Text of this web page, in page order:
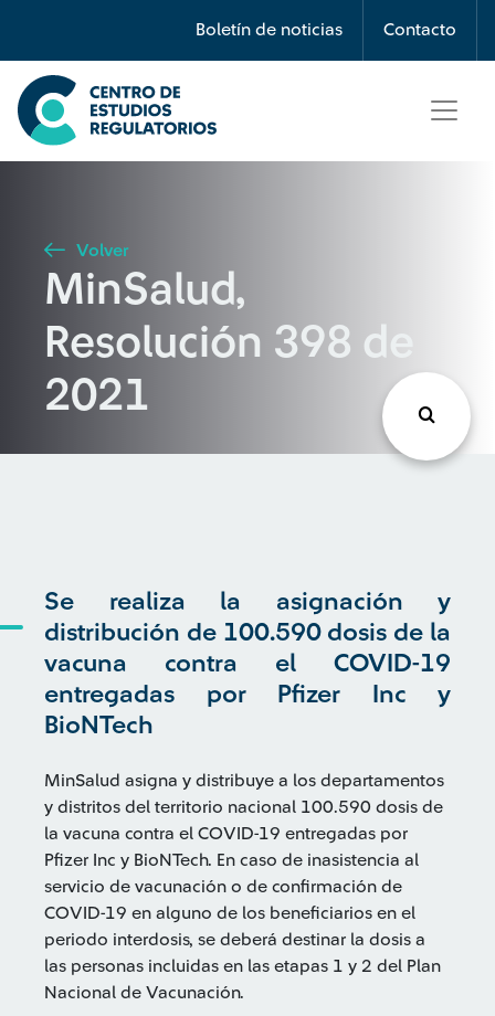
Boletín de noticias Contacto
Búsqueda
Seleccione país
Buscar
Volver
MinSalud,
Resolución 398 de
2021
Se realiza la asignación y
distribución de 100.590 dosis de la
vacuna contra el COVID-19
entregadas por Pfizer Inc y
BioNTech
MinSalud asigna y distribuye a los departamentos
y distritos del territorio nacional 100.590 dosis de
la vacuna contra el COVID-19 entregadas por
Pfizer Inc y BioNTech. En caso de inasistencia al
servicio de vacunación o de confirmación de
COVID-19 en alguno de los beneficiarios en el
periodo interdosis, se deberá destinar la dosis a
las personas incluidas en las etapas 1 y 2 del Plan
Nacional de Vacunación.